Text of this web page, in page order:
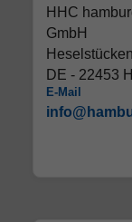
HHC
GmbH
DE - 22453
E-Mail